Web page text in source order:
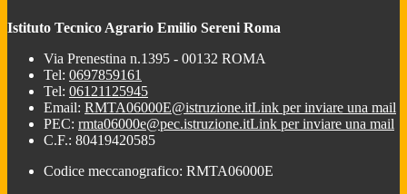
Istituto Tecnico Agrario Emilio Sereni Roma
Via Prenestina n.1395 - 00132 ROMA
Tel: 0697859161
Tel: 06121125945
Email: RMTA06000E@istruzione.itLink per inviare una mail
PEC: rmta06000e@pec.istruzione.itLink per inviare una mail
C.F.: 80419420585
Codice meccanografico: RMTA06000E